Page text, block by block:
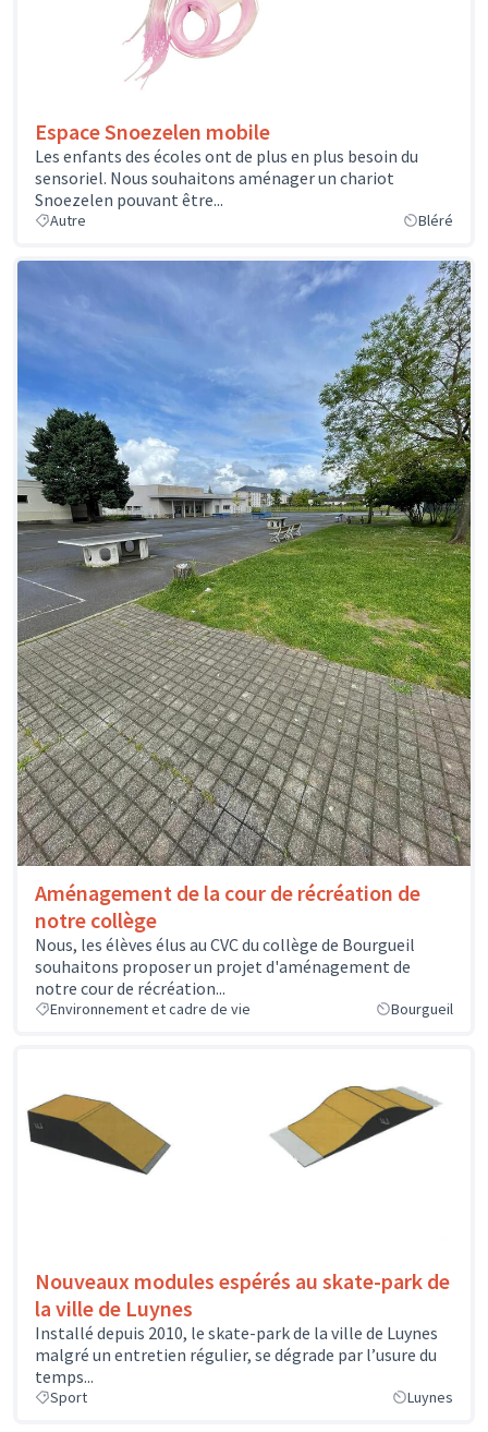
Espace Snoezelen mobile
Les enfants des écoles ont de plus en plus besoin du
sensoriel. Nous souhaitons aménager un chariot
Snoezelen pouvant être...
Autre Bléré
Aménagement de la cour de récréation de
notre collège
Nous, les élèves élus au CVC du collège de Bourgueil
souhaitons proposer un projet d'aménagement de
notre cour de récréation...
Environnement et cadre de vie Bourgueil
Nouveaux modules espérés au skate-park de
la ville de Luynes
Installé depuis 2010, le skate-park de la ville de Luynes
malgré un entretien régulier, se dégrade par l’usure du
temps...
Sport Luynes